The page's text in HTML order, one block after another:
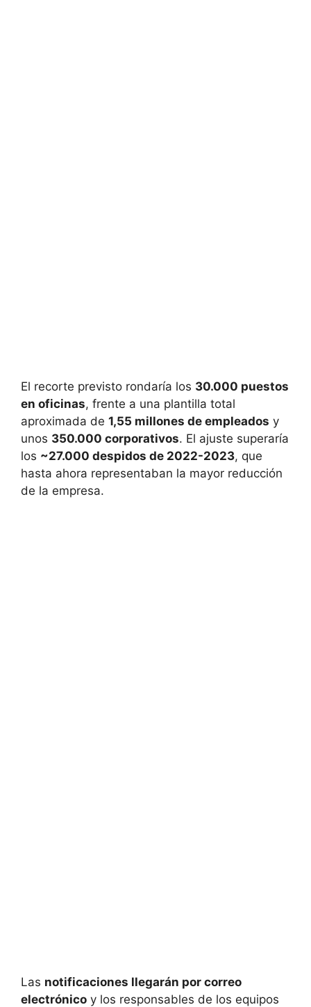
El recorte previsto rondaría los 30.000 puestos
en oficinas, frente a una plantilla total
aproximada de 1,55 millones de empleados y
unos 350.000 corporativos. El ajuste superaría
los ~27.000 despidos de 2022-2023, que
hasta ahora representaban la mayor reducción
de la empresa.
Las notificaciones llegarán por correo
electrónico y los responsables de los equipos